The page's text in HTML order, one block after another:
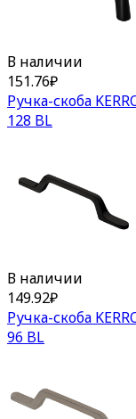
В наличии
151.76₽
Ручка-скоба
128 BL
В наличии
149.92₽
Ручка-скоба
96 BL